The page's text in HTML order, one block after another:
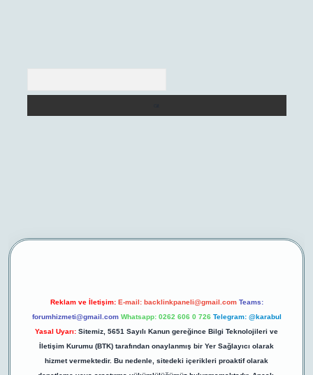
Reklam ve İletişim: E-mail: backlinkpaneli@gmail.com Teams:
forumhizmeti@gmail.com Whatsapp: 0262 606 0 726 Telegram: @karabul
Yasal Uyarı: Sitemiz, 5651 Sayılı Kanun gereğince Bilgi Teknolojileri ve
İletişim Kurumu (BTK) tarafından onaylanmış bir Yer Sağlayıcı olarak
hizmet vermektedir. Bu nedenle, sitedeki içerikleri proaktif olarak